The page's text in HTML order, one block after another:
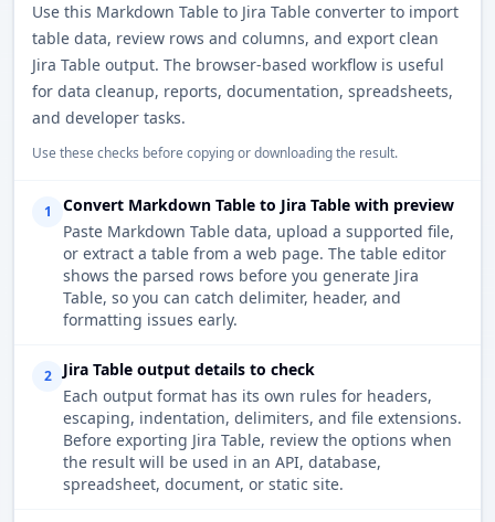
Use this Markdown Table to Jira Table converter to import
table data, review rows and columns, and export clean
Jira Table output. The browser-based workflow is useful
for data cleanup, reports, documentation, spreadsheets,
and developer tasks.
Use these checks before copying or downloading the result.
1
Convert Markdown Table to Jira Table with preview
Paste Markdown Table data, upload a supported file,
or extract a table from a web page. The table editor
shows the parsed rows before you generate Jira
Table, so you can catch delimiter, header, and
formatting issues early.
2
Jira Table output details to check
Each output format has its own rules for headers,
escaping, indentation, delimiters, and file extensions.
Before exporting Jira Table, review the options when
the result will be used in an API, database,
spreadsheet, document, or static site.